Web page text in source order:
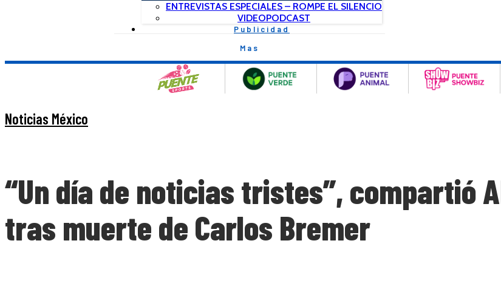
ENTREVISTAS ESPECIALES – ROMPE EL SILENCIO
VIDEOPODCAST
Publicidad
Mas
Noticias México
“Un día de noticias tristes”, compartió
tras muerte de Carlos Bremer